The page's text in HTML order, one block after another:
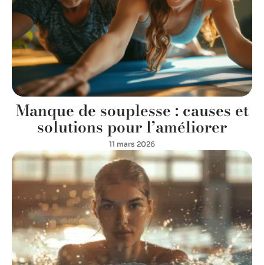
Manque de souplesse : causes et
solutions pour l’améliorer
11 mars 2026